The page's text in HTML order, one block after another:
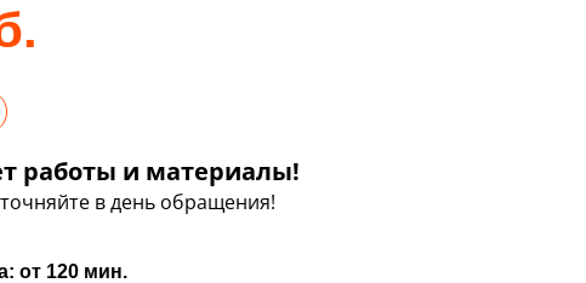
работы и материалы!
в день обращения!
от 120 мин.